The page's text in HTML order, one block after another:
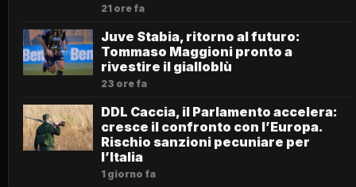
21 ore fa
Juve Stabia, ritorno al futuro:
Tommaso Maggioni pronto a
rivestire il gialloblù
23 ore fa
DDL Caccia, il Parlamento accelera:
cresce il confronto con l’Europa.
Rischio sanzioni pecuniare per
l’Italia
1 giorno fa